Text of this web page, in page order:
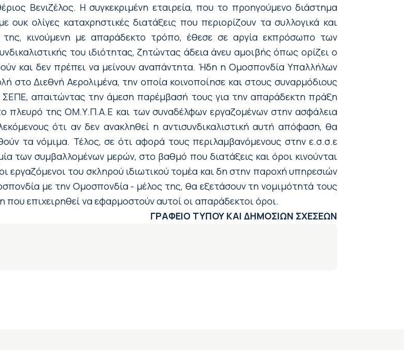
Βενιζέλος. Η συγκεκριμένη εταιρεία, που το προηγούμενο διάστημα
ουκ ολίγες καταχρηστικές διατάξεις που περιορίζουν τα συλλογικά και
κινούμενη με απαράδεκτο τρόπο, έθεσε σε αργία εκπρόσωπο των
του ιδιότητας, ζητώντας άδεια άνευ αμοιβής όπως ορίζει ο
και δεν πρέπει να μείνουν αναπάντητα. Ήδη η Ομοσπονδία Υπαλλήλων
στο Διεθνή Αερολιμένα, την οποία κοινοποίησε και στους συναρμόδιους
απαιτώντας την άμεση παρέμβασή τους για την απαράδεκτη πράξη
πλευρό της ΟΜ.Υ.Π.Α.Ε και των συναδέλφων εργαζομένων στην ασφάλεια
ότι αν δεν ανακληθεί η αντισυνδικαλιστική αυτή απόφαση, θα
τα νόμιμα. Τέλος, σε ότι αφορά τους περιλαμβανόμενους στην ε.σ.σ.ε
των συμβαλλομένων μερών, στο βαθμό που διατάξεις και όροι κινούνται
εργαζόμενοι του σκληρού ιδιωτικού τομέα και δη στην παροχή υπηρεσιών
με την Ομοσπονδία - μέλος της, θα εξετάσουν τη νομιμότητά τους
επιχειρηθεί να εφαρμοστούν αυτοί οι απαράδεκτοι όροι.
ΓΡΑΦΕΙΟ ΤΥΠΟΥ ΚΑΙ ΔΗΜΟΣΙΩΝ ΣΧΕΣΕΩΝ